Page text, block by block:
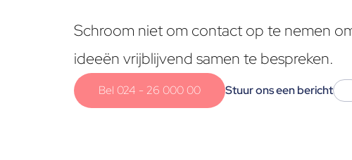
Schroom niet om contact op te nemen
ideeën vrijblijvend samen te bespreken.
Bel 024 - 26 000 00 Stuur ons een bericht